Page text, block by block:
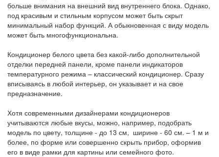
больше внимания на внешний вид внутреннего блока. Однако,
под красивым и стильным корпусом может быть скрыт
минимальный набор функций. А обыкновенная с виду модель
может быть многофункциональна.
Кондиционер белого цвета без какой-либо дополнительной
отделки передней панели, кроме панели индикаторов
температурного режима – классический кондиционер. Сразу
вписываясь в любой интерьер, он указывает и на свое
предназначение.
Хотя современными дизайнерами кондиционеров
учитываются любые вкусы, можно, например, подобрать
модель по цвету, толщине - до 13 см, ширине - 60 см. – 1 м и
более, по форме или совершенно скрыть прибор, оформив
его в виде рамки для картины или семейного фото.